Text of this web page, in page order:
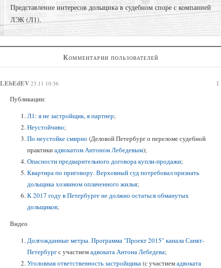
Представление интересов дольщика в судебном споре с компанией
ЛЭК (Л1).
Представление интересов в судах общей юрисдикции;
Взыскание задолженности;Комментарии пользователей
1
LEbEdEV 23.11 10:36
Публикации:
Л1: я не застройщик, я партнер;
Неустойчиво;
По неустойке смирно (Деловой Петербург о переломе судебной
практикиадвокатом Антоном Лебедевым);
Опасности предварительного договора купли-продажи;
Квартира по приговору. Верховный суд потребовал признать
дольщика хозяином оплаченного жилья;
К 2017 году в Петербурге не должно остаться обманутых
дольщиков;
Видео
Долгожданные метры. Программа "Проект 2015" канала Санкт-
Петербургс участиемадвоката Антона Лебедева;
Уголовная ответственность застройщика (с участиемадвоката